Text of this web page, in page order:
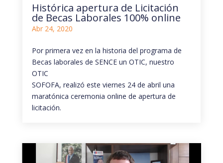
Histórica apertura de Licitación
de Becas Laborales 100% online
Abr 24, 2020
Por primera vez en la historia del programa de
Becas laborales de SENCE un OTIC, nuestro
OTIC
SOFOFA, realizó este viernes 24 de abril una
maratónica ceremonia online de apertura de
licitación.